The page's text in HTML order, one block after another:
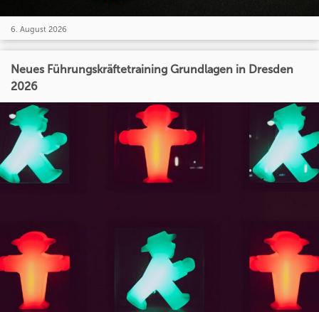
6. August 2026
Neues Führungskräftetraining Grundlagen in Dresden
2026